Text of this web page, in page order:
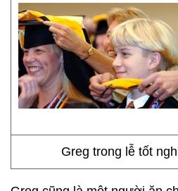
Greg trong lễ tốt